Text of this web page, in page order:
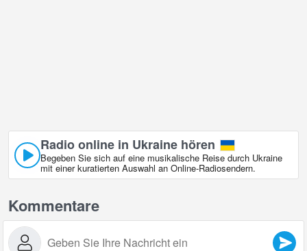
Radio online in Ukraine hören
Begeben Sie sich auf eine musikalische Reise durch Ukraine
mit einer kuratierten Auswahl an Online‑Radiosendern.
Kommentare